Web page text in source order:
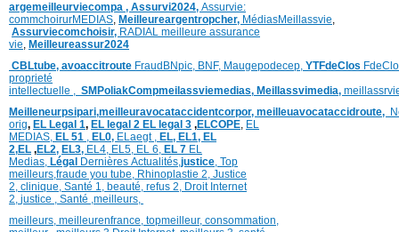
argemeilleurviecompa , Assurvi2024, Assurvie:
commchoirurMEDIAS, Meilleureargentropcher, MédiasMeillassvie,
Assurviecomchoisir, RADIAL meilleure assurance
vie, Meilleureassur2024
CBLtube, avoaccitroute FraudBNpic, BNF, Maugepodecep, YTFdeClos
proprieté
intellectuelle , SMPoliakCompmeilassviemedias, Meillassvimedia,
Meilleneurpsipari,meilleuravocataccidentcorpor, meilleuavocataccidroute,
orig, EL Legal 1, EL legal 2 EL legal 3 ,ELCOPE, EL
MEDIAS, EL 51 , EL0, ELaegt , EL, EL1, EL
2,EL ,EL2, EL3, EL4, EL5, EL 6, EL 7 EL
Medias, Légal Dernières Actualités,justice, Top
meilleurs,fraude you tube, Rhinoplastie 2, Justice
2, clinique, Santé 1, beauté, refus 2, Droit Internet
2, justice , Santé ,meilleurs,
meilleurs, meilleurenfrance, topmeilleur, consommation,